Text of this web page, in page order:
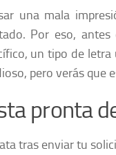
una mala
Por eso,
un tipo de
pero verás que
pronta
tras enviar tu